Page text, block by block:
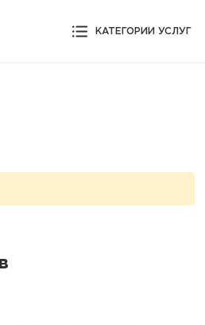
КАТЕГОРИИ УСЛУГ